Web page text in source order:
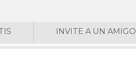
INVITE A UN AMIGO